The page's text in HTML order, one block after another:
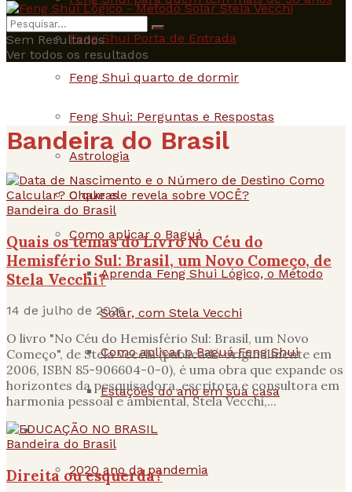
Feng Shui Porta de Entrada
Feng Shui quarto de dormir
Feng Shui: Perguntas e Respostas
Astrologia
Chakras
Como aplicar o Baguá
Aprenda Feng Shui Lógico, o Método
Solar, com Stela Vecchi
Como aplicar o Baguá Feng Shui
Estações do ano em sua casa
Espiritualidade
2020 ano da pandemia
Sem Resultados
Ver todos os resultados
Bandeira do Brasil
Bandeira do Brasil
Quais os temas do Livro No Céu do
Hemisfério Sul: Brasil, um Novo Começo, de
Stela Vecchi?
14 de julho de 2026
O livro "No Céu do Hemisfério Sul: Brasil, um Novo
Começo", de Stela Vecchi (publicado originalmente em
2006, ISBN 85-906604-0-0), é uma obra que expande os
horizontes da pesquisadora, escritora e consultora em
harmonia pessoal e ambiental, Stela Vecchi,...
Bandeira do Brasil
Direita ou esquerda?